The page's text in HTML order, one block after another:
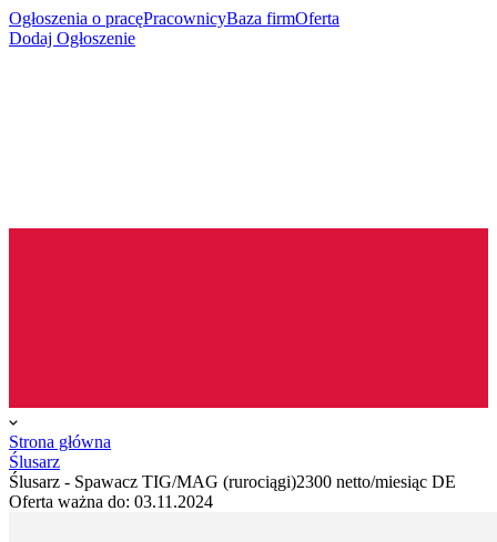
Ogłoszenia o pracęPracownicyBaza firmOferta
Dodaj Ogłoszenie
Strona główna
Ślusarz
Ślusarz - Spawacz TIG/MAG (rurociągi)2300 netto/miesiąc DE
Oferta ważna do: 03.11.2024